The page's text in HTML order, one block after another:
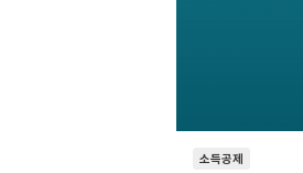
소득공제